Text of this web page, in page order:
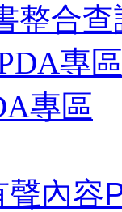
整合查
專區
專區
內容